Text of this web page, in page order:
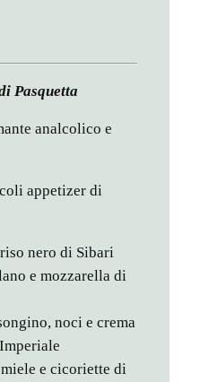
Pasquetta
analcolico e
appetizer di
nero di Sibari
e mozzarella di
noci e crema
e cicoriette di